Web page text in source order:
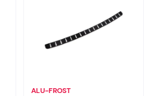
ALU-FROST